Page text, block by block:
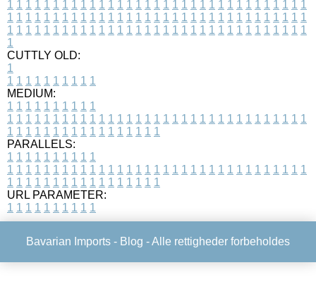
1 1 1 1 1 1 1 1 1 1 1 1 1 1 1 1 1 1 1 1 1 1 1 1 1 1 1 1 1 1 1 1 1
1 1 1 1 1 1 1 1 1 1 1 1 1 1 1 1 1 1 1 1 1 1 1 1 1 1 1 1 1 1 1 1 1
1 1 1 1 1 1 1 1 1 1 1 1 1 1 1 1 1 1 1 1 1 1 1 1 1 1 1 1 1 1 1 1 1
1
CUTTLY OLD:
1
1 1 1 1 1 1 1 1 1 1
MEDIUM:
1 1 1 1 1 1 1 1 1 1
1 1 1 1 1 1 1 1 1 1 1 1 1 1 1 1 1 1 1 1 1 1 1 1 1 1 1 1 1 1 1 1 1
1 1 1 1 1 1 1 1 1 1 1 1 1 1 1 1 1
PARALLELS:
1 1 1 1 1 1 1 1 1 1
1 1 1 1 1 1 1 1 1 1 1 1 1 1 1 1 1 1 1 1 1 1 1 1 1 1 1 1 1 1 1 1 1
1 1 1 1 1 1 1 1 1 1 1 1 1 1 1 1 1
URL PARAMETER:
1 1 1 1 1 1 1 1 1 1
Bavarian Imports - Blog - Alle rettigheder forbeholdes